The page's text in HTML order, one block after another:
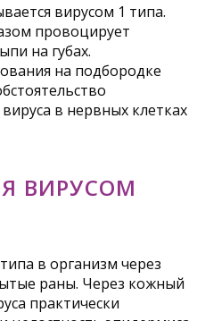
вирусом 1 типа.
провоцирует
на губах.
на подбородке
в нервных клетках
ВИРУСОМ
в организм через
раны. Через кожный
практически